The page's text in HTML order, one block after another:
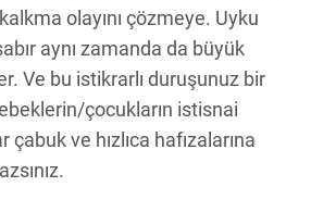
olayını çözmeye. Uyku
aynı zamanda da büyük
Ve bu istikrarlı duruşunuz bir
çocukların istisnai
çabuk ve hızlıca hafızalarına